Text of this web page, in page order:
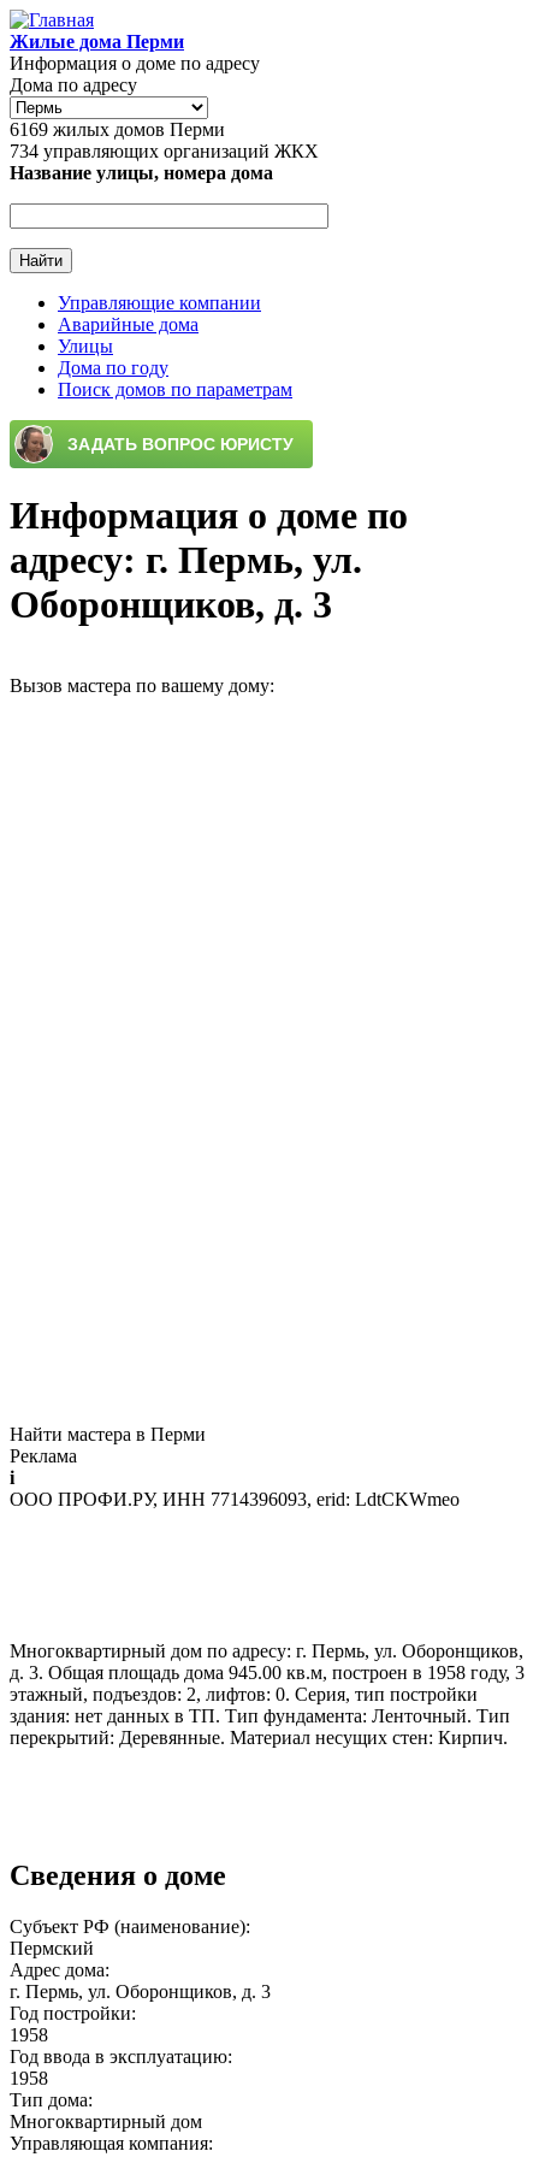
Перейти к основному содержанию
Жилые дома Перми
Информация о доме по адресу
Дома по адресу
6169 жилых домов Перми
734 управляющих организаций ЖКХ
Название улицы, номера дома
Главное меню
Управляющие компании
Аварийные дома
Улицы
Дома по году
Поиск домов по параметрам
Информация о доме по
адресу: г. Пермь, ул.
Оборонщиков, д. 3
Вызов мастера по вашему дому:
Найти мастера в Перми
Реклама
i
ООО ПРОФИ.РУ, ИНН 7714396093, erid: LdtCKWmeo
Многоквартирный дом по адресу: г. Пермь, ул. Оборонщиков,
д. 3. Общая площадь дома 945.00 кв.м, построен в 1958 году, 3
этажный, подъездов: 2, лифтов: 0. Серия, тип постройки
здания: нет данных в ТП. Тип фундамента: Ленточный. Тип
перекрытий: Деревянные. Материал несущих стен: Кирпич.
Сведения о доме
Субъект РФ (наименование):
Пермский
Адрес дома:
г. Пермь, ул. Оборонщиков, д. 3
Год постройки:
1958
Год ввода в эксплуатацию:
1958
Тип дома:
Многоквартирный дом
Управляющая компания: